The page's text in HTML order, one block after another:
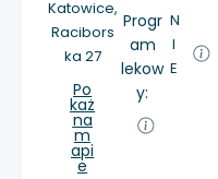
Katowice,
Racibors
ka 27
Po
każ
na
m
api
e
Progr
am
lekow
y:
N
I
E